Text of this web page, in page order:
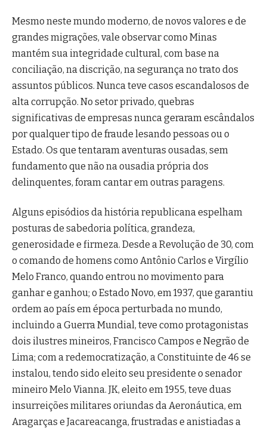
Mesmo neste mundo moderno, de novos valores e de
grandes migrações, vale observar como Minas
mantém sua integridade cultural, com base na
conciliação, na discrição, na segurança no trato dos
assuntos públicos. Nunca teve casos escandalosos de
alta corrupção. No setor privado, quebras
significativas de empresas nunca geraram escândalos
por qualquer tipo de fraude lesando pessoas ou o
Estado. Os que tentaram aventuras ousadas, sem
fundamento que não na ousadia própria dos
delinquentes, foram cantar em outras paragens.
Alguns episódios da história republicana espelham
posturas de sabedoria política, grandeza,
generosidade e firmeza. Desde a Revolução de 30, com
o comando de homens como Antônio Carlos e Virgílio
Melo Franco, quando entrou no movimento para
ganhar e ganhou; o Estado Novo, em 1937, que garantiu
ordem ao país em época perturbada no mundo,
incluindo a Guerra Mundial, teve como protagonistas
dois ilustres mineiros, Francisco Campos e Negrão de
Lima; com a redemocratização, a Constituinte de 46 se
instalou, tendo sido eleito seu presidente o senador
mineiro Melo Vianna. JK, eleito em 1955, teve duas
insurreições militares oriundas da Aeronáutica, em
Aragarças e Jacareacanga, frustradas e anistiadas a